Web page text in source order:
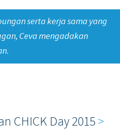
JAWAB
serta kerja sama yang
Ceva mengadakan
CHICK Day 2015>